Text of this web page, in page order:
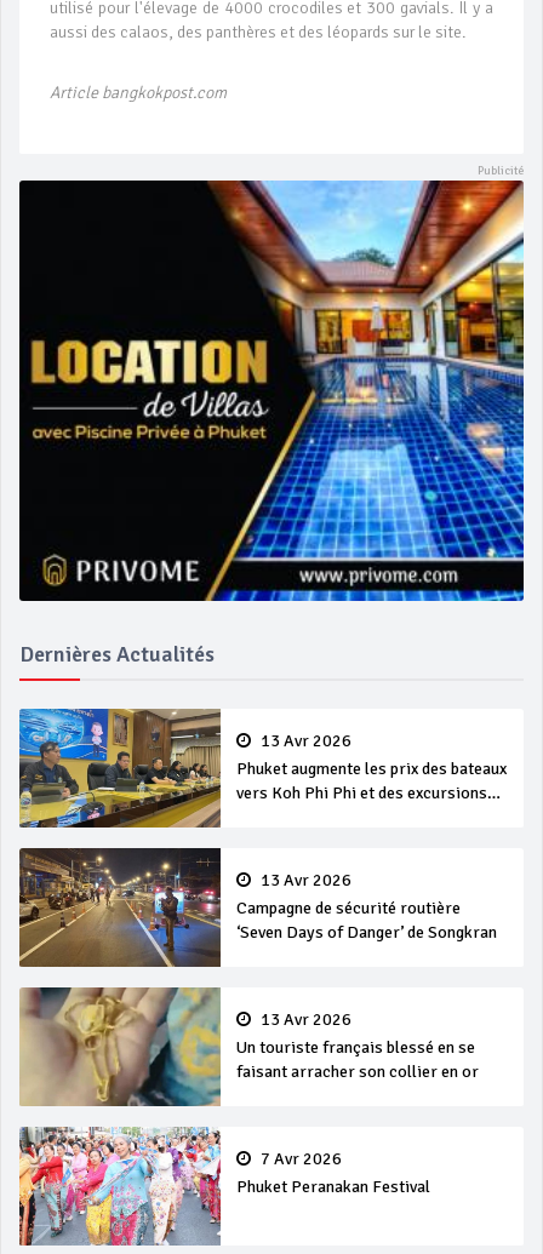
utilisé pour l'élevage de 4000 crocodiles et 300 gavials. Il y a
aussi des calaos, des panthères et des léopards sur le site.
Article bangkokpost.com
Dernières Actualités
13 Avr 2026
Phuket augmente les prix des bateaux
vers Koh Phi Phi et des excursions
13 Avr 2026
Campagne de sécurité routière
‘Seven Days of Danger’ de Songkran
13 Avr 2026
Un touriste français blessé en se
faisant arracher son collier en or
7 Avr 2026
Phuket Peranakan Festival